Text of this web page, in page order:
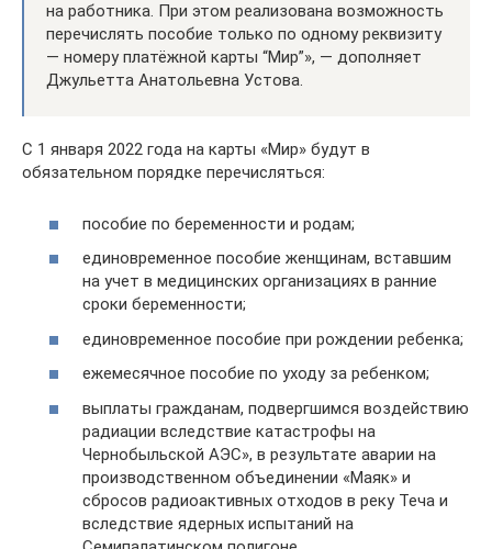
на работника. При этом реализована возможность
перечислять пособие только по одному реквизиту
— номеру платёжной карты “Мир”», — дополняет
Джульетта Анатольевна Устова.
С 1 января 2022 года на карты «Мир» будут в
обязательном порядке перечисляться:
пособие по беременности и родам;
единовременное пособие женщинам, вставшим
на учет в медицинских организациях в ранние
сроки беременности;
единовременное пособие при рождении ребенка;
ежемесячное пособие по уходу за ребенком;
выплаты гражданам, подвергшимся воздействию
радиации вследствие катастрофы на
Чернобыльской АЭС», в результате аварии на
производственном объединении «Маяк» и
сбросов радиоактивных отходов в реку Теча и
вследствие ядерных испытаний на